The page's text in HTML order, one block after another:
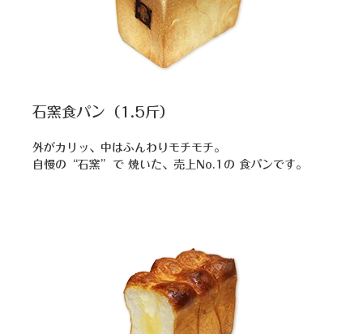
石窯食パン（1.5斤）
外がカリッ、中はふんわりモチモチ。
自慢の“石窯”で 焼いた、売上No.1の 食パンです。